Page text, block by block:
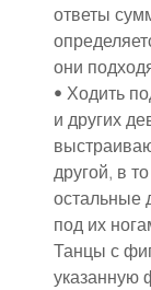
ответы
они
• Ходить
и других
другой, в
остальные
под их
Танцы с
указанную